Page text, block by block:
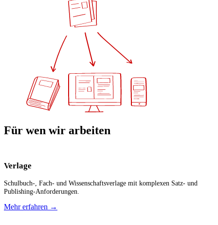
Für wen wir arbeiten
Verlage
Schulbuch-, Fach- und Wissenschaftsverlage mit komplexen Satz- und
Publishing-Anforderungen.
Mehr erfahren →